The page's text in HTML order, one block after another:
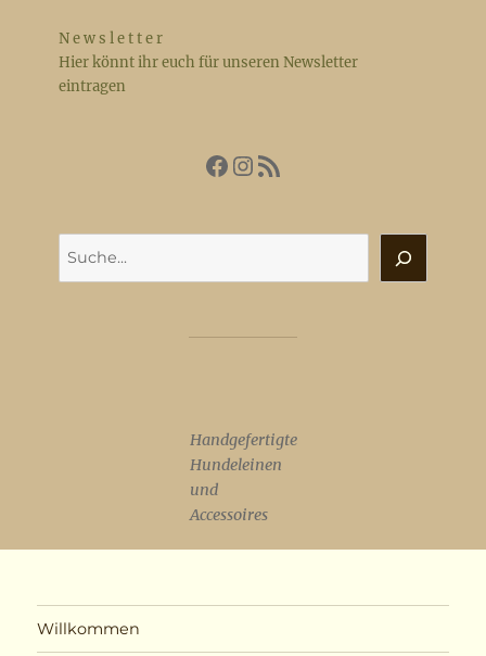
N e w s l e t t e r
Hier könnt ihr euch für unseren Newsletter
eintragen
Facebook
Instagram
RSS Feed
Handgefertigte
Hundeleinen
und
Accessoires
Willkommen